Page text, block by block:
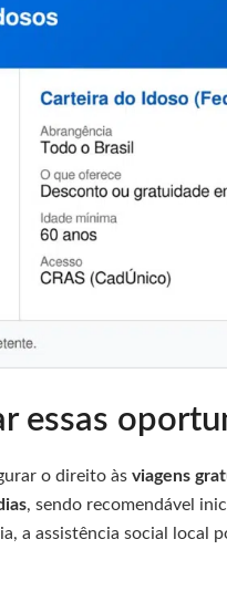
essas
o direito às viagens
, sendo recomendável
a assistência social local